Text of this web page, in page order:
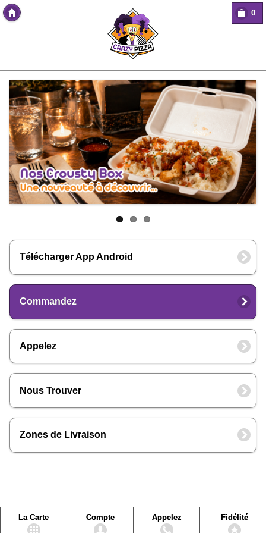
0
Télécharger App Android
Commandez
Appelez
Nous Trouver
Zones de Livraison
La Carte Compte Appelez Fidélité
Copyright Des-click